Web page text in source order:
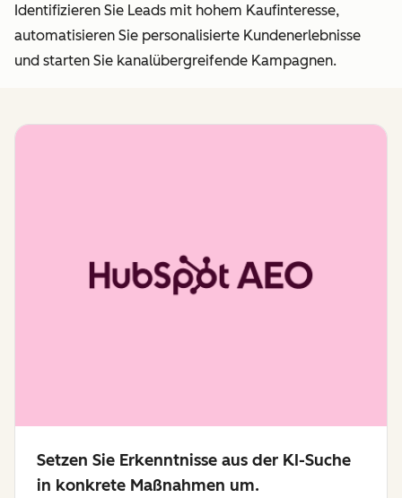
Identifizieren Sie Leads mit hohem Kaufinteresse,
automatisieren Sie personalisierte Kundenerlebnisse
und starten Sie kanalübergreifende Kampagnen.
Setzen Sie Erkenntnisse aus der KI-Suche
in konkrete Maßnahmen um.